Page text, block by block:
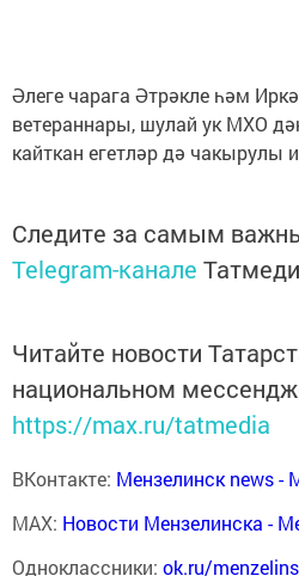
Әлеге чарага Әтрәкле һәм
ветераннары, шулай ук МХО
кайткан егетләр дә чакырулы
Следите за самым
Telegram-канале
Читайте новости
национальном
https://max.ru/tatmedia
ВКонтакте: Мензелинск news -
MAX: Новости Мензелинска -
Одноклассники: ok.ru/